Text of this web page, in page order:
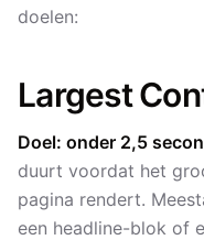
doelen:
Largest
Doel: onder 2,5
duurt voordat het
pagina rendert.
een headline-blok of